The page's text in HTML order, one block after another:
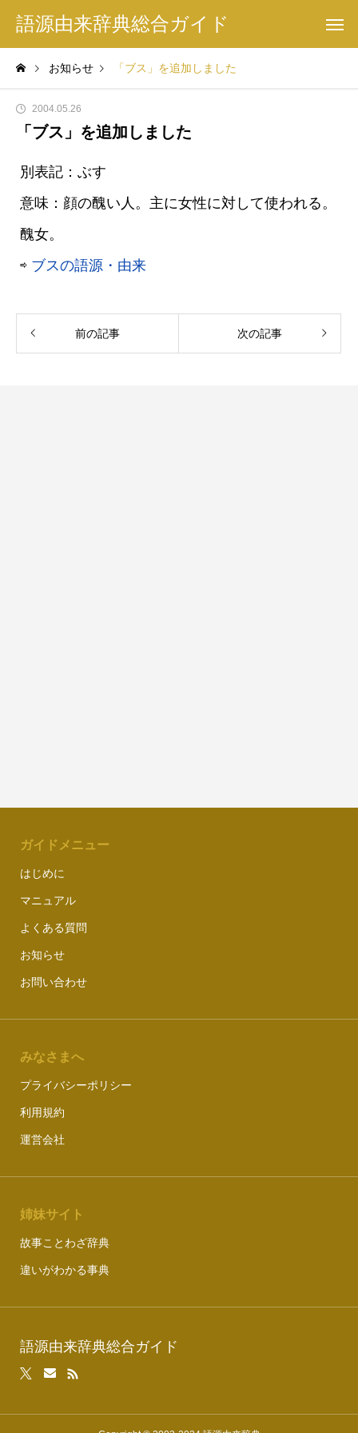
語源由来辞典総合ガイド
お知らせ 「ブス」を追加しました
2004.05.26
「ブス」を追加しました
別表記：ぶす
意味：顔の醜い人。主に女性に対して使われる。
醜女。
⇨ ブスの語源・由来
前の記事 次の記事
ガイドメニュー
はじめに
マニュアル
よくある質問
お知らせ
お問い合わせ
みなさまへ
プライバシーポリシー
利用規約
運営会社
姉妹サイト
故事ことわざ辞典
違いがわかる事典
語源由来辞典総合ガイド